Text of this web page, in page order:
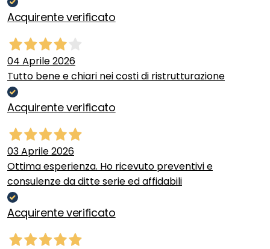
Acquirente verificato
04 Aprile 2026
Tutto bene e chiari nei costi di ristrutturazione
Acquirente verificato
03 Aprile 2026
Ottima esperienza. Ho ricevuto preventivi e
consulenze da ditte serie ed affidabili
Acquirente verificato